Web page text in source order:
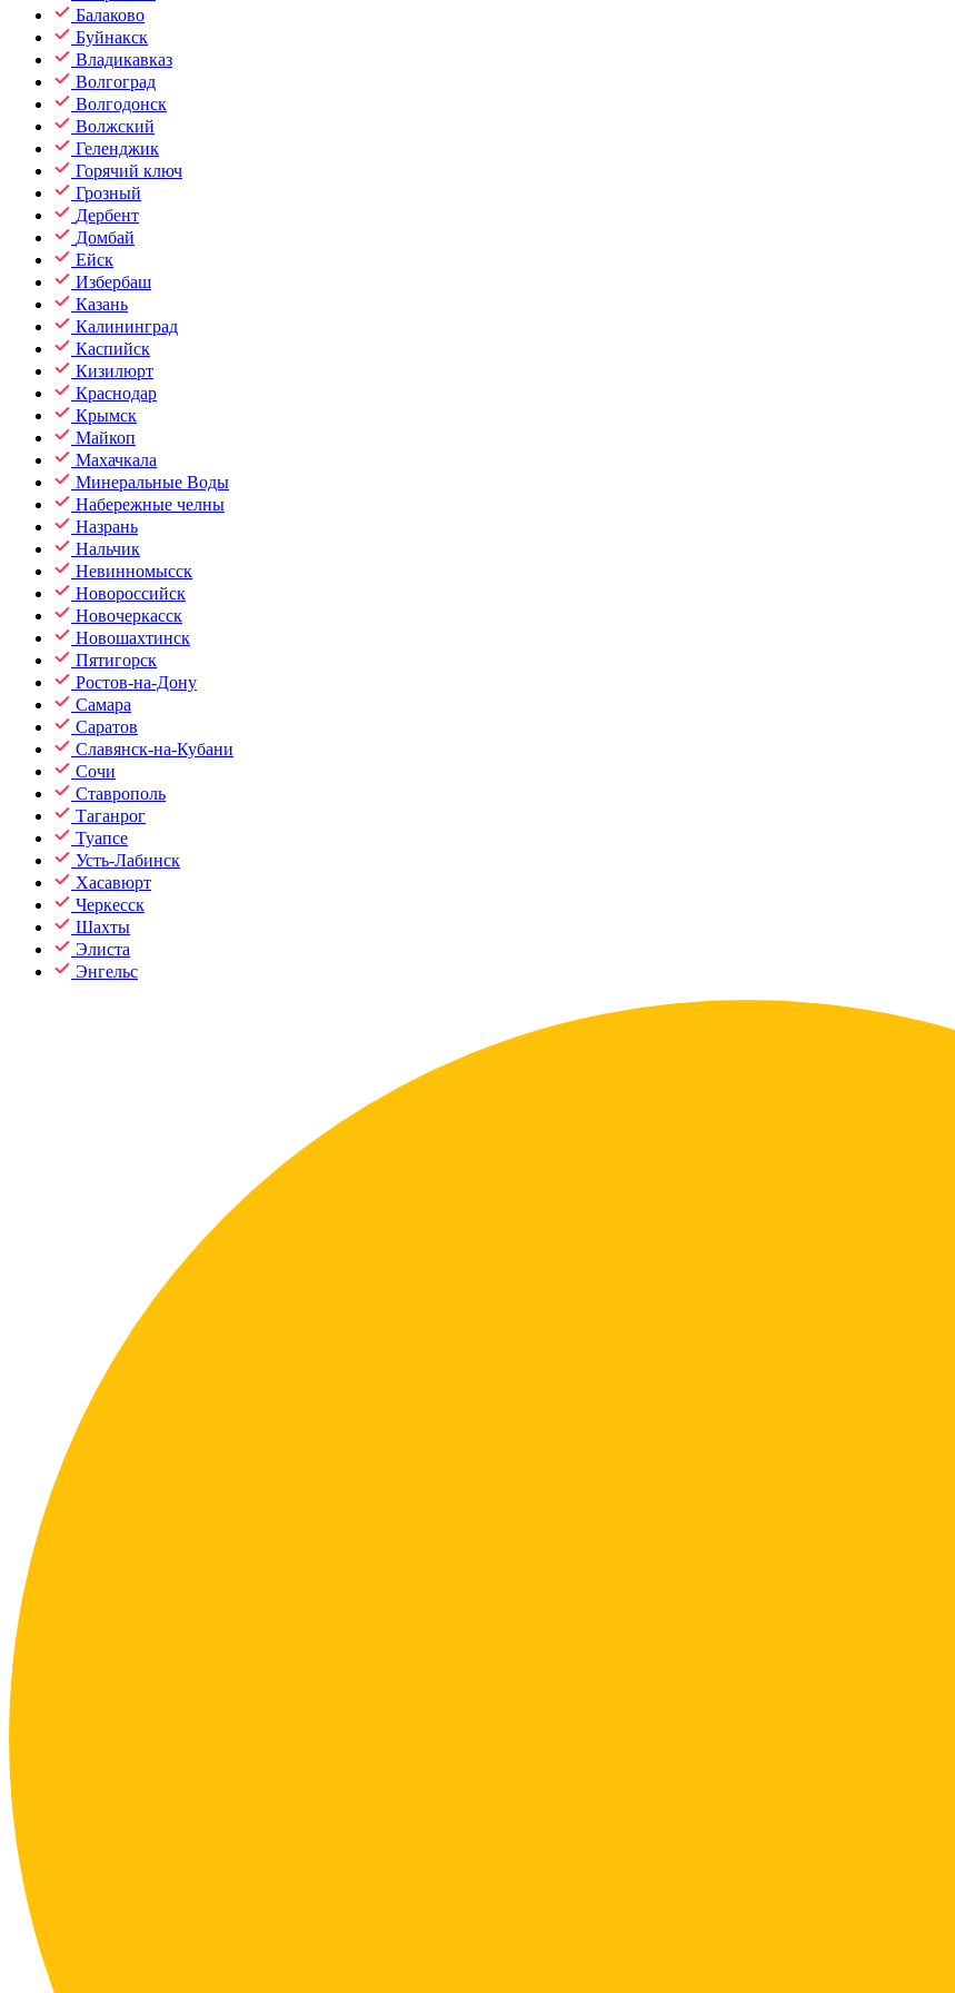
Балаково
Буйнакск
Владикавказ
Волгоград
Волгодонск
Волжский
Геленджик
Горячий ключ
Грозный
Дербент
Домбай
Ейск
Избербаш
Казань
Калининград
Каспийск
Кизилюрт
Краснодар
Крымск
Майкоп
Махачкала
Минеральные Воды
Набережные челны
Назрань
Нальчик
Невинномысск
Новороссийск
Новочеркасск
Новошахтинск
Пятигорск
Ростов-на-Дону
Самара
Саратов
Славянск-на-Кубани
Сочи
Ставрополь
Таганрог
Туапсе
Усть-Лабинск
Хасавюрт
Черкесск
Шахты
Элиста
Энгельс